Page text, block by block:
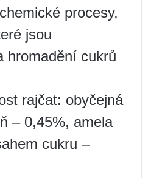
procesy,
jsou
hromadění cukrů
rajčat: obyčejná
– 0,45%, amela
cukru –